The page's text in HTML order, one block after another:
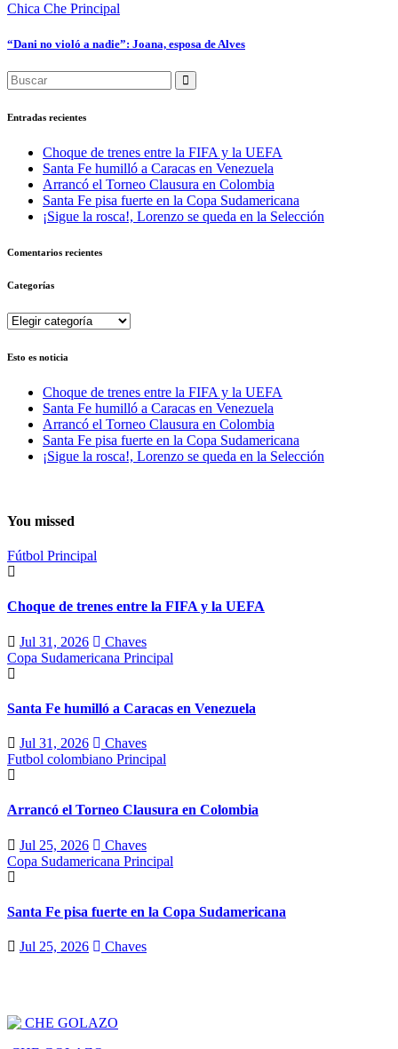
Chica Che Principal
“Dani no violó a nadie”: Joana, esposa de Alves
Entradas recientes
Choque de trenes entre la FIFA y la UEFA
Santa Fe humilló a Caracas en Venezuela
Arrancó el Torneo Clausura en Colombia
Santa Fe pisa fuerte en la Copa Sudamericana
¡Sigue la rosca!, Lorenzo se queda en la Selección
Comentarios recientes
Categorías
Categorías
Esto es noticia
Choque de trenes entre la FIFA y la UEFA
Santa Fe humilló a Caracas en Venezuela
Arrancó el Torneo Clausura en Colombia
Santa Fe pisa fuerte en la Copa Sudamericana
¡Sigue la rosca!, Lorenzo se queda en la Selección
You missed
Fútbol Principal
Choque de trenes entre la FIFA y la UEFA
Jul 31, 2026
Chaves
Copa Sudamericana Principal
Santa Fe humilló a Caracas en Venezuela
Jul 31, 2026
Chaves
Futbol colombiano Principal
Arrancó el Torneo Clausura en Colombia
Jul 25, 2026
Chaves
Copa Sudamericana Principal
Santa Fe pisa fuerte en la Copa Sudamericana
Jul 25, 2026 Chaves